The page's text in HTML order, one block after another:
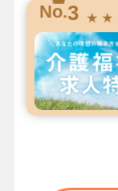
No.3 ★ ★